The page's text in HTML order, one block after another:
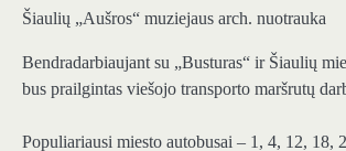
Šiaulių „Aušros“ muziejaus arch. nuotrauka
Bendradarbiaujant su „Busturas“ ir Šiaulių
bus prailgintas viešojo transporto maršrutų
Populiariausi miesto autobusai – 1, 4, 12, 18,